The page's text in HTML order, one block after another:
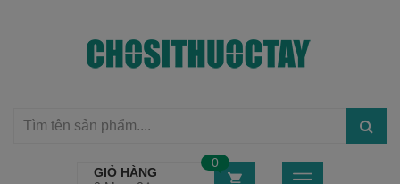
GIỎ HÀNG
0